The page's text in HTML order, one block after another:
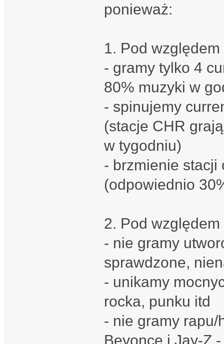
ponieważ:
1. Pod
- gramy tylko 4
80% muzyki w
- spinujemy
(stacje CHR
w tygodniu)
- brzmienie stacji
(odpowiednio
2. Pod
- nie gramy
sprawdzone,
- unikamy
rocka, punku itd
- nie gramy rapu/
Beyonce i Jay-Z